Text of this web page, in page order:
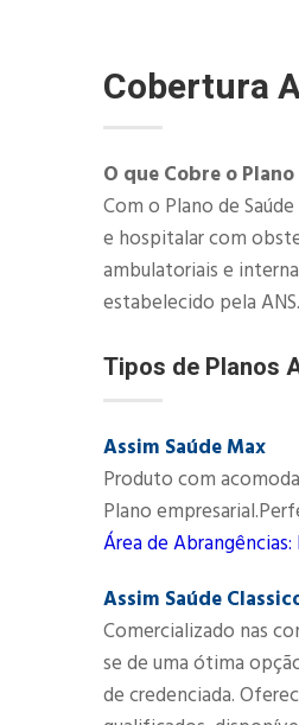
Cobertura
O que Cobre o
Com o Plano de Saúde
e hospitalar com
ambulatoriais e
estabelecido pela ANS.​
Tipos de Planos
Assim Saúde Max
Produto com
Plano
Área de
Assim Saúde
Comercializado nas
se de uma ótima
de credenciada.